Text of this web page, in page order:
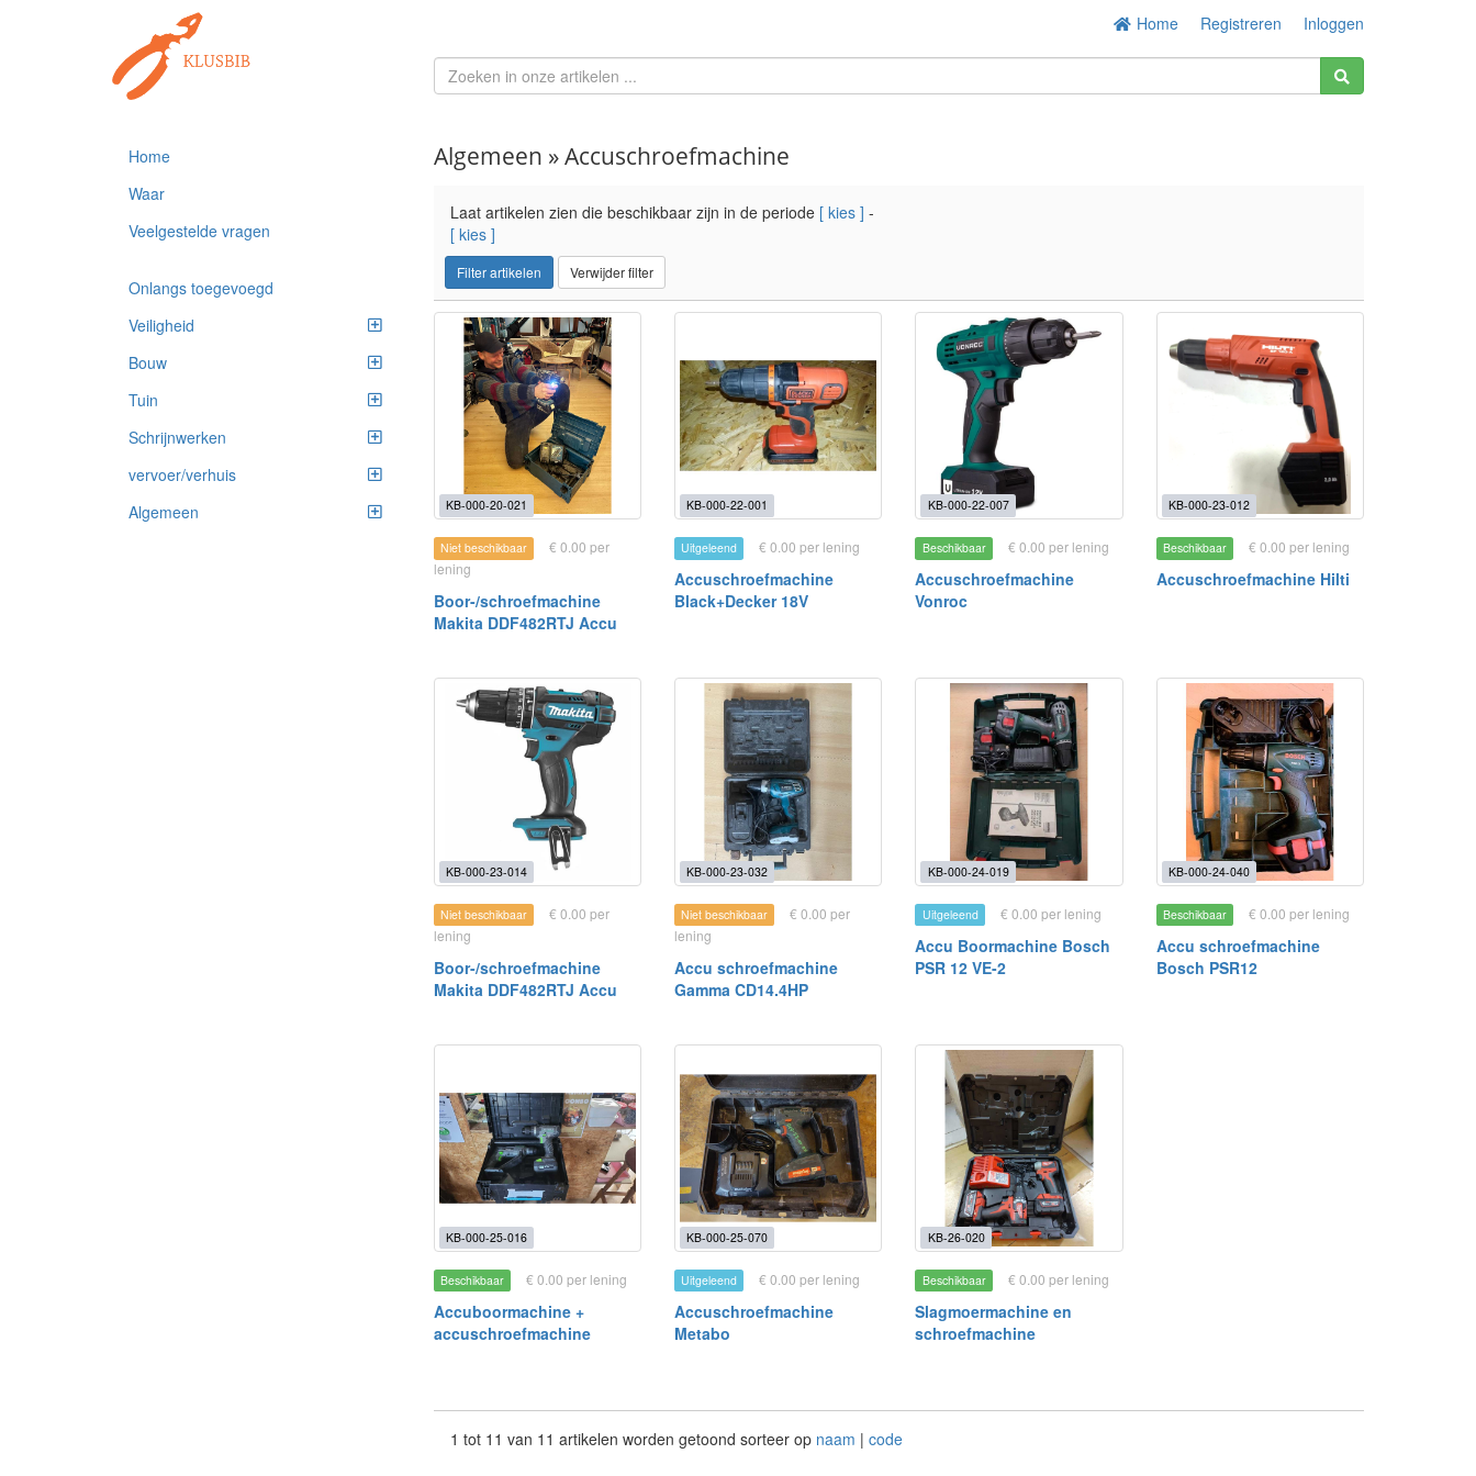
Home Registreren Inloggen
Home
Waar
Veelgestelde vragen
Onlangs toegevoegd
Veiligheid
Bouw
Tuin
Schrijnwerken
vervoer/verhuis
Algemeen
Algemeen » Accuschroefmachine
Laat artikelen zien die beschikbaar zijn in de periode [ kies ] -
[ kies ]
Filter artikelen Verwijder filter
KB-000-20-021
Niet beschikbaar
€ 0.00 per
lening
Boor-/schroefmachine
Makita DDF482RTJ Accu
KB-000-22-001
Uitgeleend € 0.00 per lening
Accuschroefmachine
Black+Decker 18V
KB-000-22-007
Beschikbaar € 0.00 per lening
Accuschroefmachine
Vonroc
KB-000-23-012
Beschikbaar € 0.00 per lening
Accuschroefmachine Hilti
KB-000-23-014
Niet beschikbaar
€ 0.00 per
lening
Boor-/schroefmachine
Makita DDF482RTJ Accu
KB-000-23-032
Niet beschikbaar
€ 0.00 per
lening
Accu schroefmachine
Gamma CD14.4HP
KB-000-24-019
Uitgeleend € 0.00 per lening
Accu Boormachine Bosch
PSR 12 VE-2
KB-000-24-040
Beschikbaar € 0.00 per lening
Accu schroefmachine
Bosch PSR12
KB-000-25-016
Beschikbaar € 0.00 per lening
Accuboormachine +
accuschroefmachine
KB-000-25-070
Uitgeleend € 0.00 per lening
Accuschroefmachine
Metabo
KB-26-020
Beschikbaar € 0.00 per lening
Slagmoermachine en
schroefmachine
1 tot 11 van 11 artikelen worden getoond sorteer op naam | code